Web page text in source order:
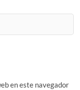
en este navegador